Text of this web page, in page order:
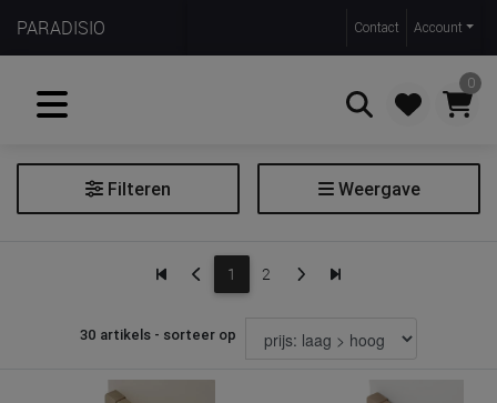
PARADISIO Contact Account
0
Zoeken
Filteren Weergave
1 2
30 artikels - sorteer op